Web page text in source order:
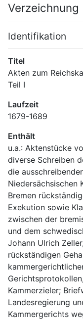
Verzeichnung
Identifikation
Titel
Akten zum
Teil I
Laufzeit
1679-1689
Enthält
u.a.: Aktenstücke
diverse Schreiben
die
Niedersächsischen
Bremen
Exekution sowie
zwischen der
und dem
Johann Ulrich
rückständigen
Kammerzieler;
Landesregierung
Kammergerichts